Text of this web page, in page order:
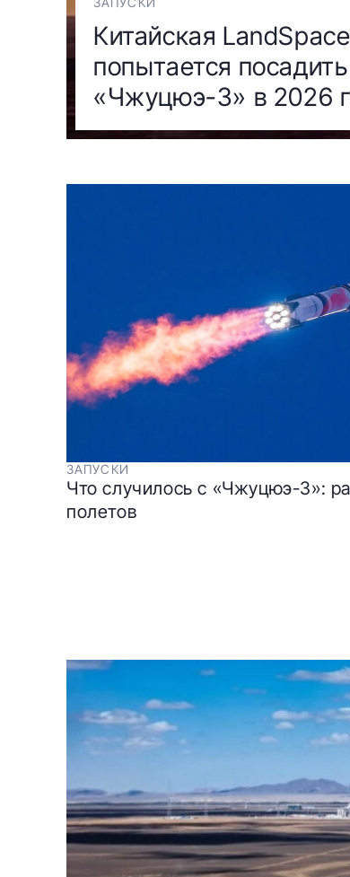
Китайская
попытается
«Чжуцюэ-3» в 2026
ЗАПУСКИ
Что случилось с «Чжуцюэ-3»:
полетов